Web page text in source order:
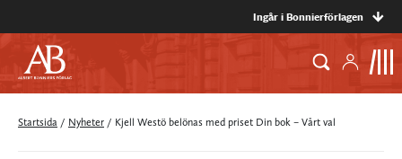
Ingår i Bonnierförlagen
Startsida / Nyheter / Kjell Westö belönas med priset Din bok – Vårt val